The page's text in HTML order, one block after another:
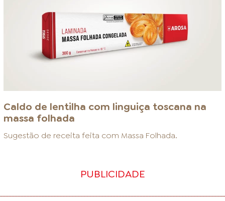
Caldo de lentilha com linguiça toscana na
massa folhada
Sugestão de receita feita com Massa Folhada.
PUBLICIDADE